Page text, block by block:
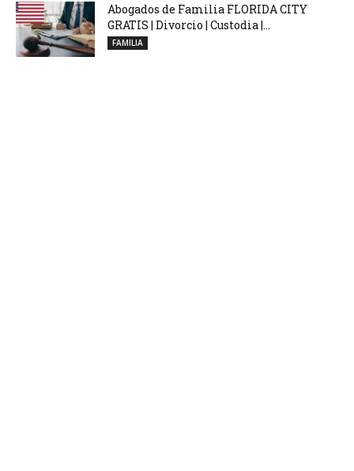
Abogados de Familia FLORIDA CITY
GRATIS | Divorcio | Custodia |...
FAMILIA